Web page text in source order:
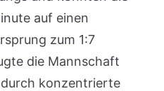
auf einen
zum 1:7
die Mannschaft
konzentrierte